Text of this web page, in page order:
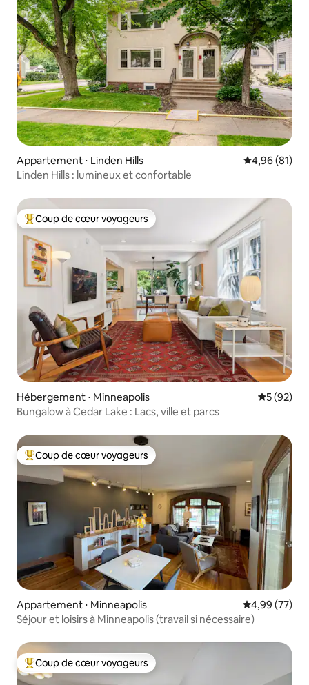
Appartement ⋅ Linden Hills Évaluation
4,96 (81)
Linden Hills : lumineux et confortable
Coups de cœur voyageurs les plus appréciés
Coup de cœur voyageurs
Hébergement ⋅ Minneapolis
5 (92)
Bungalow à Cedar Lake : Lacs, ville et parcs
Coups de cœur voyageurs les plus appréciés
Coup de cœur voyageurs
Appartement ⋅ Minneapolis Évaluation
4,99 (77)
Séjour et loisirs à Minneapolis (travail si nécessaire)
Coups de cœur voyageurs les plus appréciés
Coup de cœur voyageurs